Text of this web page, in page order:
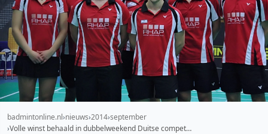
badmintonline.nl nieuws 2014 september
Volle winst behaald in dubbelweekend Duitse compet…